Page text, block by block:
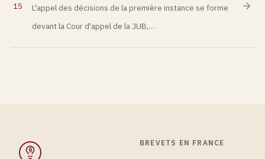
15
L'appel des décisions de la première instance se forme
devant la Cour d'appel de la JUB,…
§
BREVETS EN FRANCE